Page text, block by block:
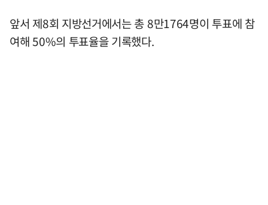
앞서 제8회 지방선거에서는 총 8만1764명이 투표에 참
여해 50%의 투표율을 기록했다.